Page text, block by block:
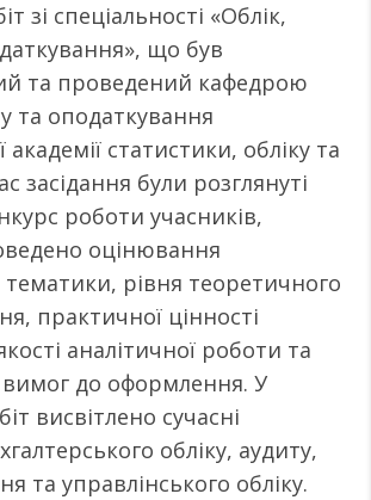
зі спеціальності «Облік,
що був
та проведений кафедрою
та оподаткування
академії статистики, обліку та
засідання були розглянуті
роботи учасників,
оцінювання
тематики, рівня теоретичного
практичної цінності
аналітичної роботи та
до оформлення. У
висвітлено сучасні
обліку, аудиту,
та управлінського обліку.